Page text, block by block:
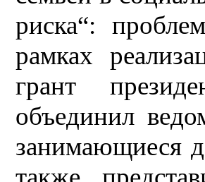
риска“:
рамках
грант
объединил
занимающиеся